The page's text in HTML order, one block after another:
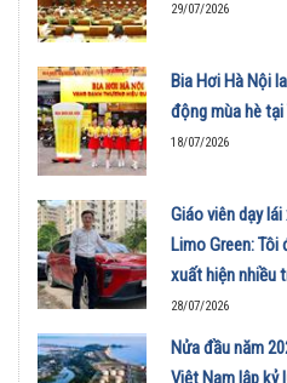
29/07/2026
Bia Hơi Hà Nội
động mùa hè tại
18/07/2026
Giáo viên dạy
Limo Green:
xuất hiện nhiều
28/07/2026
Nửa đầu năm
Việt Nam lập kỷ